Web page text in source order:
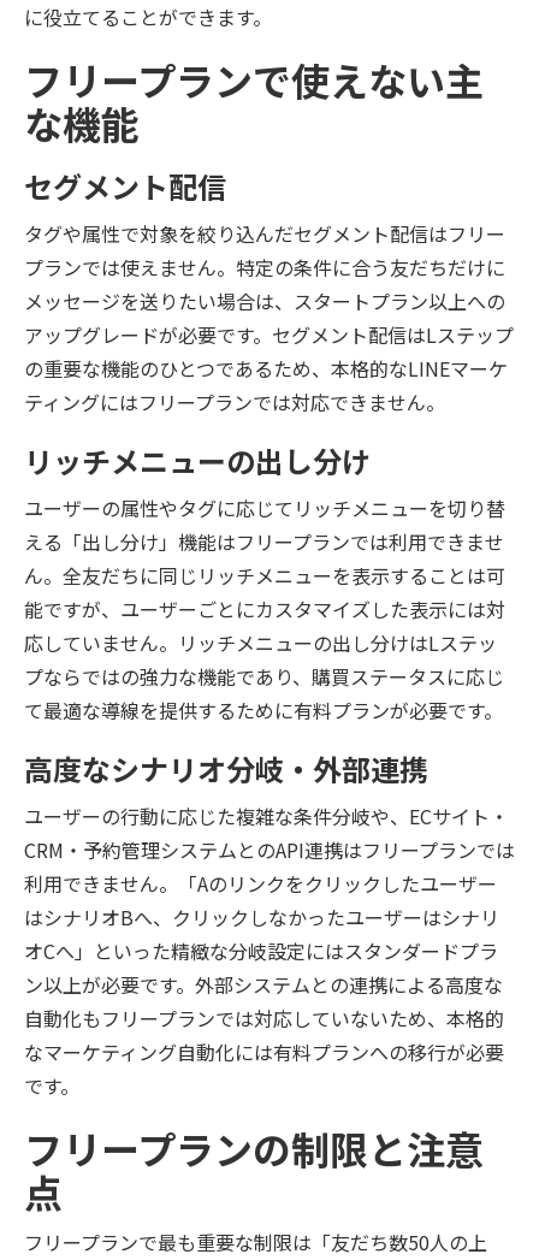
に役立てることができます。
フリープランで使えない主
な機能
セグメント配信
タグや属性で対象を絞り込んだセグメント配信はフリー
プランでは使えません。特定の条件に合う友だちだけに
メッセージを送りたい場合は、スタートプラン以上への
アップグレードが必要です。セグメント配信はLステップ
の重要な機能のひとつであるため、本格的なLINEマーケ
ティングにはフリープランでは対応できません。
リッチメニューの出し分け
ユーザーの属性やタグに応じてリッチメニューを切り替
える「出し分け」機能はフリープランでは利用できませ
ん。全友だちに同じリッチメニューを表示することは可
能ですが、ユーザーごとにカスタマイズした表示には対
応していません。リッチメニューの出し分けはLステッ
プならではの強力な機能であり、購買ステータスに応じ
て最適な導線を提供するために有料プランが必要です。
高度なシナリオ分岐・外部連携
ユーザーの行動に応じた複雑な条件分岐や、ECサイト・
CRM・予約管理システムとのAPI連携はフリープランでは
利用できません。「Aのリンクをクリックしたユーザー
はシナリオBへ、クリックしなかったユーザーはシナリ
オCへ」といった精緻な分岐設定にはスタンダードプラ
ン以上が必要です。外部システムとの連携による高度な
自動化もフリープランでは対応していないため、本格的
なマーケティング自動化には有料プランへの移行が必要
です。
フリープランの制限と注意
点
フリープランで最も重要な制限は「友だち数50人の上